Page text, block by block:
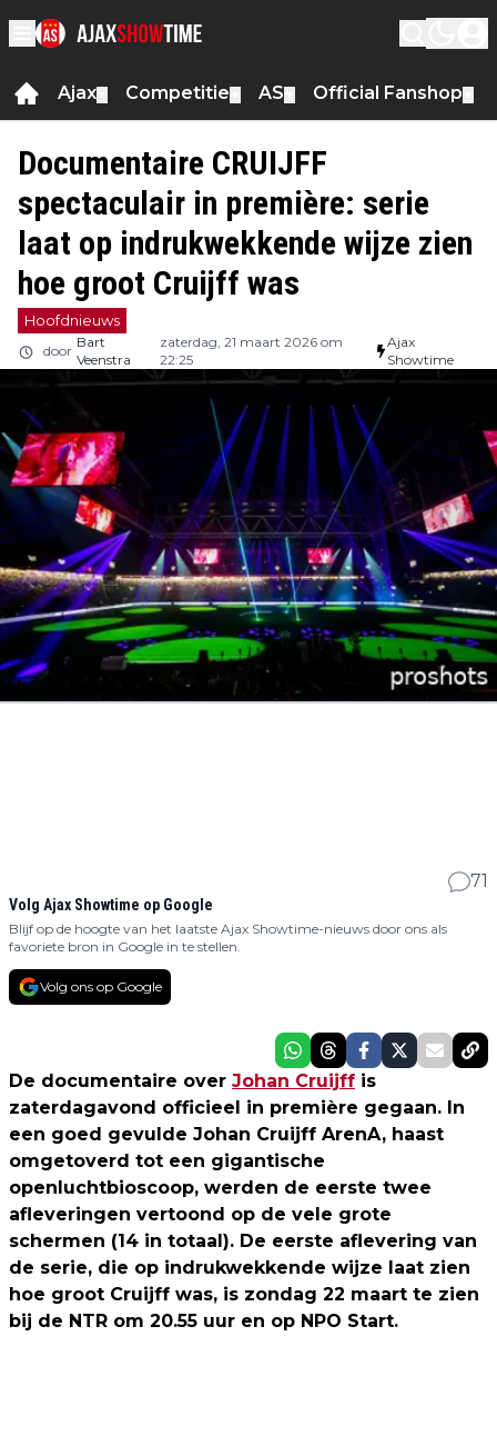
Ajax Competitie AS Official Fanshop
Documentaire CRUIJFF
spectaculair in première: serie
laat op indrukwekkende wijze zien
hoe groot Cruijff was
Hoofdnieuws
door
Bart
Veenstra
zaterdag, 21 maart 2026 om
22:25
Ajax
Showtime
71
Volg Ajax Showtime op Google
Blijf op de hoogte van het laatste Ajax Showtime-nieuws door ons als
favoriete bron in Google in te stellen.
Volg ons op Google
De documentaire over Johan Cruijff is
zaterdagavond officieel in première gegaan. In
een goed gevulde Johan Cruijff ArenA, haast
omgetoverd tot een gigantische
openluchtbioscoop, werden de eerste twee
afleveringen vertoond op de vele grote
schermen (14 in totaal). De eerste aflevering van
de serie, die op indrukwekkende wijze laat zien
hoe groot Cruijff was, is zondag 22 maart te zien
bij de NTR om 20.55 uur en op NPO Start.